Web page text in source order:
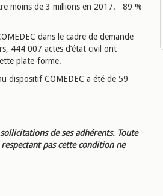
moins de 3 millions en 2017. 89 %
dans le cadre de demande
444 007 actes d’état civil ont
plate-forme.
dispositif COMEDEC a été de 59
de ses adhérents. Toute
pas cette condition ne